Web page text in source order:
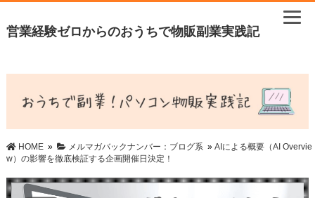
営業経験ゼロからのおうちで物販副業実践記
HOME» メルマガバックナンバー：ブログ系» AIによる概要（AI Overvie
w）の影響を徹底検証する企画開催日決定！